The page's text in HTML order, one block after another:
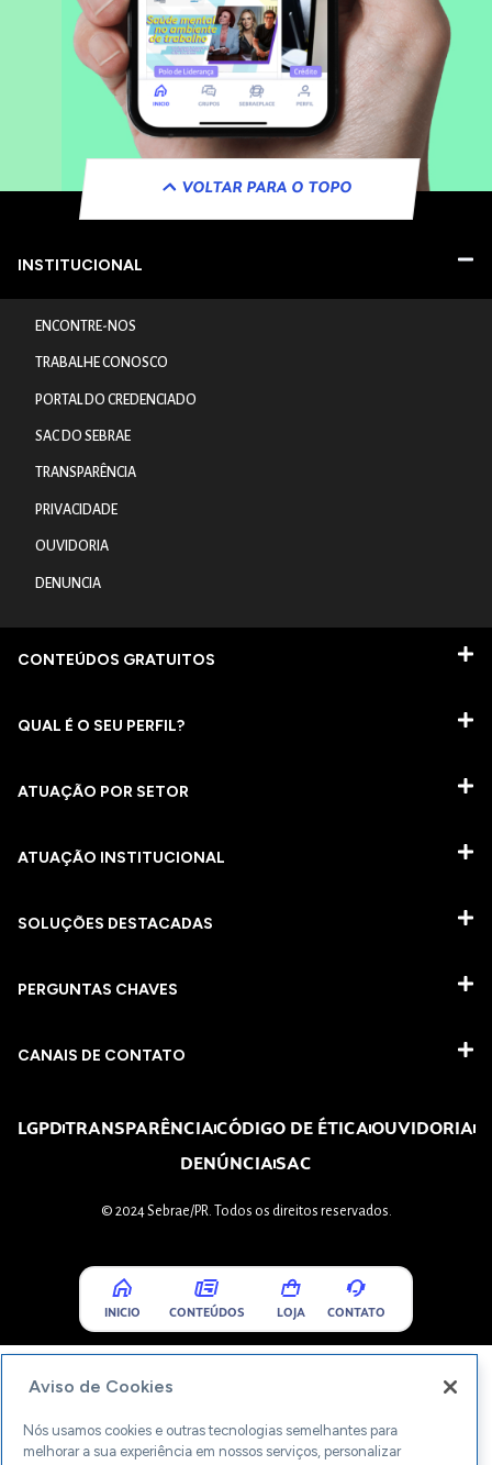
VOLTAR PARA O TOPO
INSTITUCIONAL
ENCONTRE-NOS
TRABALHE CONOSCO
PORTAL DO CREDENCIADO
SAC DO SEBRAE
TRANSPARÊNCIA
PRIVACIDADE
OUVIDORIA
DENUNCIA
CONTEÚDOS GRATUITOS
QUAL É O SEU PERFIL?
ATUAÇÃO POR SETOR
ATUAÇÃO INSTITUCIONAL
SOLUÇÕES DESTACADAS
PERGUNTAS CHAVES​
CANAIS DE CONTATO
LGPDTRANSPARÊNCIACÓDIGO DE ÉTICAOUVIDORIA
DENÚNCIASAC
© 2024 Sebrae/PR. Todos os direitos reservados.
INICIO CONTEÚDOS LOJA CONTATO
Aviso de Cookies
Nós usamos cookies e outras tecnologias semelhantes para
melhorar a sua experiência em nossos serviços, personalizar